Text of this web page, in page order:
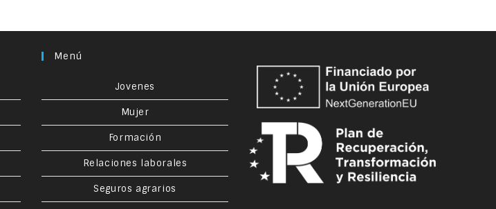
Menú
Jovenes
Mujer
Formación
Relaciones laborales
Seguros agrarios